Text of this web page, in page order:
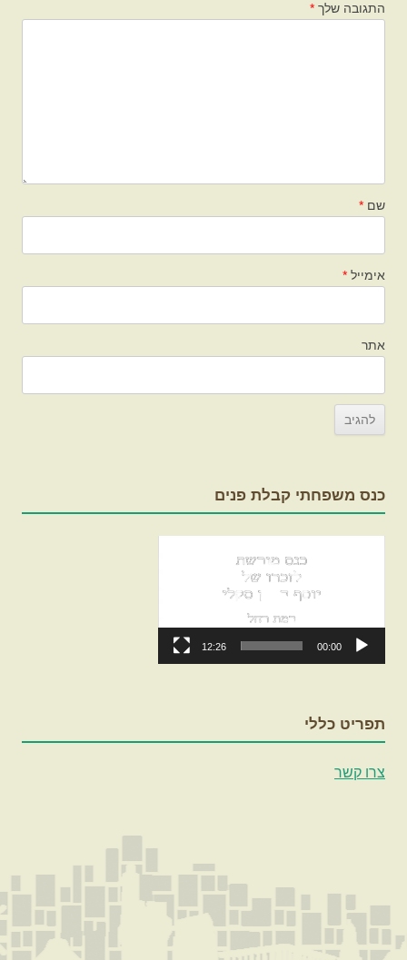
התגובה שלך *
שם *
אימייל *
אתר
כנס משפחתי קבלת פנים
00:00
12:26
תפריט כללי
צרו קשר